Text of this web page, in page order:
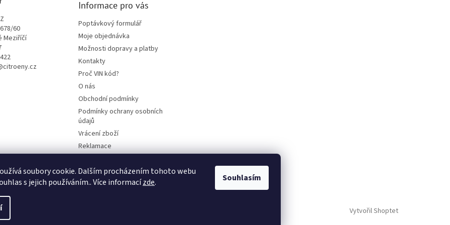
soubory cookie. Dalším procházením tohoto webu
s jejich používáním.. Více informacízde. Souhlasím
60
Meziříčí
Informace pro vás
Poptávkový formulář
Moje objednávka
Možnosti dopravy a platby
Kontakty
Proč VIN kód?
O nás
Obchodní podmínky
Podmínky ochrany osobních
údajů
Vrácení zboží
Reklamace
BLOG
Vytvořil Shoptet